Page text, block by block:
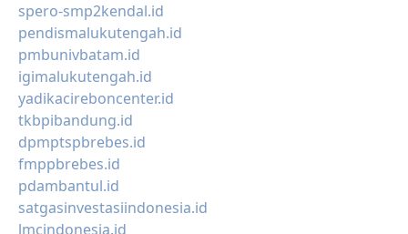
spero-smp2kendal.id
pendismalukutengah.id
pmbunivbatam.id
igimalukutengah.id
yadikacireboncenter.id
tkbpibandung.id
dpmptspbrebes.id
fmppbrebes.id
pdambantul.id
satgasinvestasiindonesia.id
lmcindonesia.id